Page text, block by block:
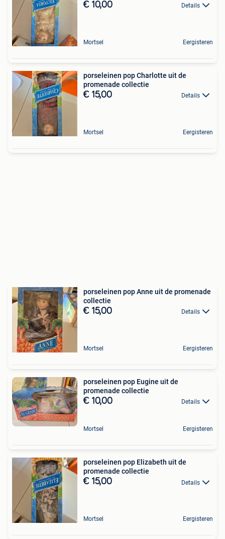
€ 10,00 Details
Mortsel Eergisteren
porseleinen pop Charlotte uit de
promenade collectie
€ 15,00 Details
Mortsel Eergisteren
porseleinen pop Anne uit de promenade
collectie
€ 15,00 Details
Mortsel Eergisteren
porseleinen pop Eugine uit de
promenade collectie
€ 10,00 Details
Mortsel Eergisteren
porseleinen pop Elizabeth uit de
promenade collectie
€ 15,00 Details
Mortsel Eergisteren